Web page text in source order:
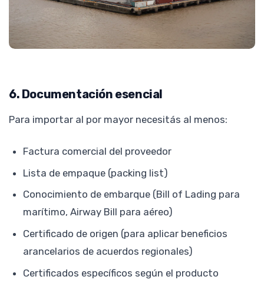
6. Documentación esencial
Para importar al por mayor necesitás al menos:
Factura comercial del proveedor
Lista de empaque (packing list)
Conocimiento de embarque (Bill of Lading para
marítimo, Airway Bill para aéreo)
Certificado de origen (para aplicar beneficios
arancelarios de acuerdos regionales)
Certificados específicos según el producto